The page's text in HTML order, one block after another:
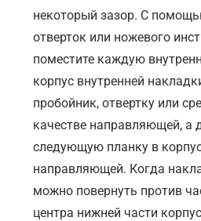
некоторый зазор. С
отверток или ножевого
поместите каждую
корпус внутренней
пробойник, отвертку или
качестве направляющей, а
следующую планку в
направляющей. Когда
можно повернуть против
центра нижней части